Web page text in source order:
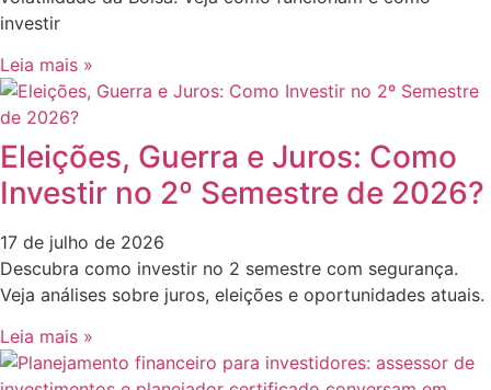
investir
Leia mais »
Eleições, Guerra e Juros: Como
Investir no 2º Semestre de 2026?
17 de julho de 2026
Descubra como investir no 2 semestre com segurança.
Veja análises sobre juros, eleições e oportunidades atuais.
Leia mais »